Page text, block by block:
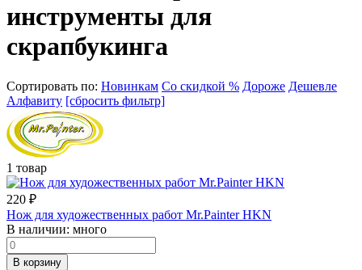
инструменты для
скрапбукинга
Сортировать по: Новинкам Со скидкой % Дороже Дешевле
Алфавиту [сбросить фильтр]
1 товар
220 ₽
Нож для художественных работ Mr.Painter HKN
В наличии: много
В корзину